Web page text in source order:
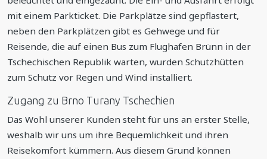
mit einem Parkticket. Die Parkplätze sind gepflastert,
neben den Parkplätzen gibt es Gehwege und für
Reisende, die auf einen Bus zum Flughafen Brünn in der
Tschechischen Republik warten, wurden Schutzhütten
zum Schutz vor Regen und Wind installiert.
Zugang zu Brno Turany Tschechien
Das Wohl unserer Kunden steht für uns an erster Stelle,
weshalb wir uns um ihre Bequemlichkeit und ihren
Reisekomfort kümmern. Aus diesem Grund können